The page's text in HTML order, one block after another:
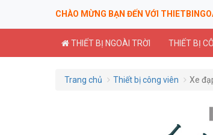
CHÀO MỪNG BẠN ĐẾN VỚI
THIẾT BỊ NGOÀI TRỜI THIẾT BỊ
Trang chủ Thiết bị công viên Xe